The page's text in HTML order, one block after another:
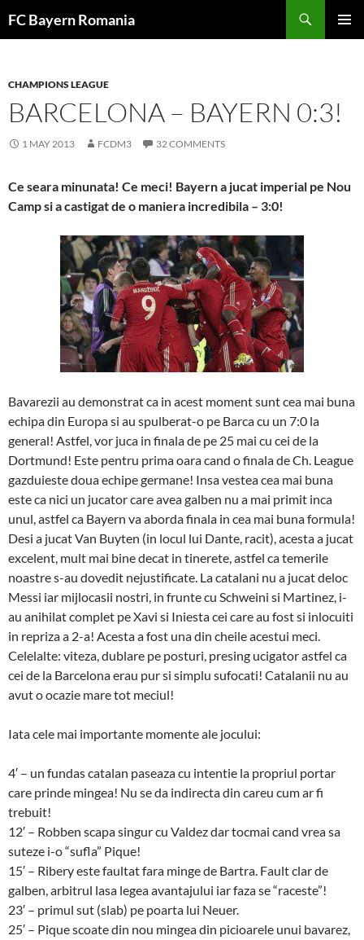
toFC Bayern Romania
CHAMPIONS LEAGUE
BARCELONA – BAYERN 0:3!
1 MAY 2013 FCDM3 32 COMMENTS
Ce seara minunata! Ce meci! Bayern a jucat imperial pe Nou
Camp si a castigat de o maniera incredibila – 3:0!
Bavarezii au demonstrat ca in acest moment sunt cea mai buna
echipa din Europa si au spulberat-o pe Barca cu un 7:0 la
general! Astfel, vor juca in finala de pe 25 mai cu cei de la
Dortmund! Este pentru prima oara cand o finala de Ch. League
gazduieste doua echipe germane! Insa vestea cea mai buna
este ca nici un jucator care avea galben nu a mai primit inca
unul, astfel ca Bayern va aborda finala in cea mai buna formula!
Desi a jucat Van Buyten (in locul lui Dante, racit), acesta a jucat
excelent, mult mai bine decat in tinerete, astfel ca temerile
noastre s-au dovedit nejustificate. La catalani nu a jucat deloc
Messi iar mijlocasii nostri, in frunte cu Schweini si Martinez, i-
au anihilat complet pe Xavi si Iniesta cei care au fost si inlocuiti
in repriza a 2-a! Acesta a fost una din cheile acestui meci.
Celelalte: viteza, dublare pe posturi, presing ucigator astfel ca
cei de la Barcelona erau pur si simplu sufocati! Catalanii nu au
avut o ocazie mare tot meciul!
Iata cele mai importante momente ale jocului:
4′ – un fundas catalan paseaza cu intentie la propriul portar
care prinde mingea! Nu se da indirecta din careu cum ar fi
trebuit!
12′ – Robben scapa singur cu Valdez dar tocmai cand vrea sa
suteze i-o “sufla” Pique!
15′ – Ribery este faultat fara minge de Bartra. Fault clar de
galben, arbitrul lasa legea avantajului iar faza se “raceste”!
23′ – primul sut (slab) pe poarta lui Neuer.
25′ – Pique scoate din nou mingea din picioarele unui bavarez,